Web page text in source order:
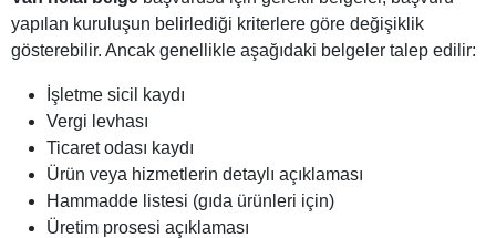
yapılan kuruluşun belirlediği kriterlere göre değişiklik
gösterebilir. Ancak genellikle aşağıdaki belgeler talep edilir:
İşletme sicil kaydı
Vergi levhası
Ticaret odası kaydı
Ürün veya hizmetlerin detaylı açıklaması
Hammadde listesi (gıda ürünleri için)
Üretim prosesi açıklaması